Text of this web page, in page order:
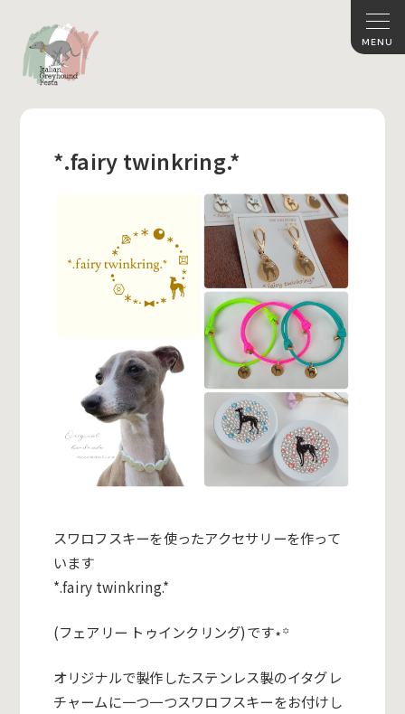
*.fairy twinkring.*
スワロフスキーを使ったアクセサリーを作って
います
*.fairy twinkring.*
(フェアリー トゥインクリング)です⋆꙳
オリジナルで製作したステンレス製のイタグレ
チャームに一つ一つスワロフスキーをお付けし